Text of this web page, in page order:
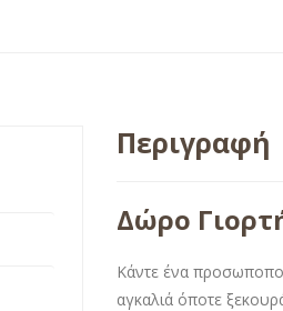
Περιγραφή
Δώρο
Κάντε ένα
αγκαλιά όποτε